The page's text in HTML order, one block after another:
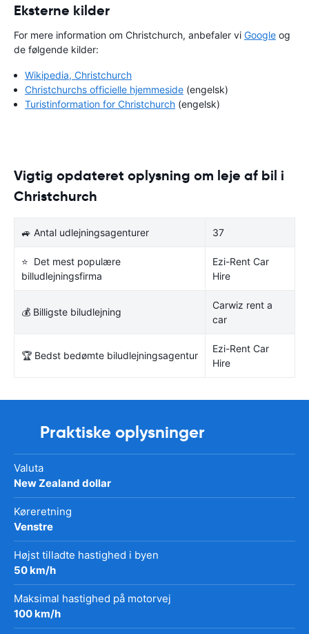
Eksterne kilder
For mere information om Christchurch, anbefaler vi Google og
de følgende kilder:
Wikipedia, Christchurch
Christchurchs officielle hjemmeside (engelsk)
Turistinformation for Christchurch (engelsk)
Vigtig opdateret oplysning om leje af bil i
Christchurch
🚙 Antal udlejningsagenturer 37
⭐ Det mest populære
billudlejningsfirma
Ezi-Rent Car
Hire
💰 Billigste biludlejning
Carwiz rent a
car
🏆 Bedst bedømte biludlejningsagentur
Ezi-Rent Car
Hire
Praktiske oplysninger
Valuta
New Zealand dollar
Køreretning
Venstre
Højst tilladte hastighed i byen
50 km/h
Maksimal hastighed på motorvej
100 km/h